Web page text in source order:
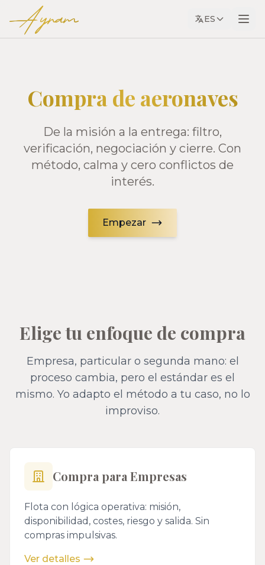
Ayram ES
Compra de aeronaves
De la misión a la entrega: filtro,
verificación, negociación y cierre. Con
método, calma y cero conflictos de
interés.
Empezar
Elige tu enfoque de compra
Empresa, particular o segunda mano: el
proceso cambia, pero el estándar es el
mismo. Yo adapto el método a tu caso, no lo
improviso.
Compra para Empresas
Flota con lógica operativa: misión,
disponibilidad, costes, riesgo y salida. Sin
compras impulsivas.
Ver detalles